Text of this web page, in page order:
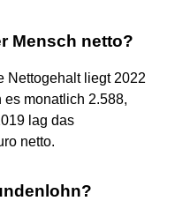
Mensch netto?
Nettogehalt liegt 2022
es monatlich 2.588,
lag das
netto.